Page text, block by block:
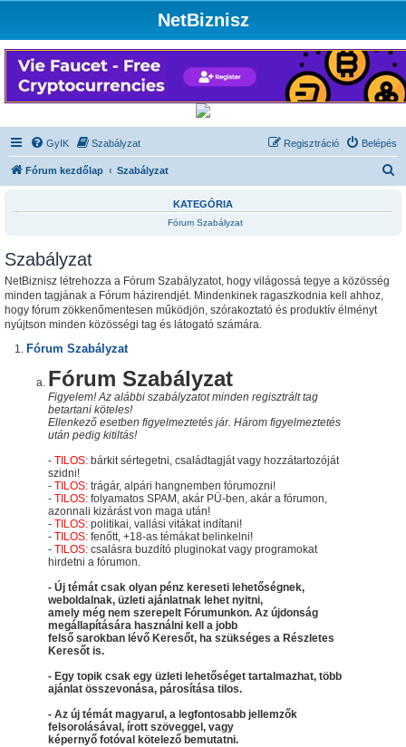
NetBiznisz
GyIK Szabályzat Belépés
Regisztráció
Fórum kezdőlap Szabályzat
KATEGÓRIA
Fórum Szabályzat
Szabályzat
NetBiznisz létrehozza a Fórum Szabályzatot, hogy világossá tegye a közösség
minden tagjának a Fórum házirendjét. Mindenkinek ragaszkodnia kell ahhoz,
hogy fórum zökkenőmentesen működjön, szórakoztató és produktív élményt
nyújtson minden közösségi tag és látogató számára.
Fórum Szabályzat
Fórum Szabályzat
Figyelem! Az alábbi szabályzatot minden regisztrált tag
betartani köteles!
Ellenkező esetben figyelmeztetés jár. Három figyelmeztetés
után pedig kitiltás!
- TILOS: bárkit sértegetni, családtagját vagy hozzátartozóját
szidni!
- TILOS: trágár, alpári hangnemben fórumozni!
- TILOS: folyamatos SPAM, akár PÜ-ben, akár a fórumon,
azonnali kizárást von maga után!
- TILOS: politikai, vallási vitákat indítani!
- TILOS: fenőtt, +18-as témákat belinkelni!
- TILOS: csalásra buzdító pluginokat vagy programokat
hirdetni a fórumon.
- Új témát csak olyan pénz kereseti lehetőségnek,
weboldalnak, üzleti ajánlatnak lehet nyitni,
amely még nem szerepelt Fórumunkon. Az újdonság
megállapítására használni kell a jobb
felső sarokban lévő Keresőt, ha szükséges a Részletes
Keresőt is.
- Egy topik csak egy üzleti lehetőséget tartalmazhat, több
ajánlat összevonása, párosítása tilos.
- Az új témát magyarul, a legfontosabb jellemzők
felsorolásával, írott szöveggel, vagy
képernyő fotóval kötelező bemutatni.